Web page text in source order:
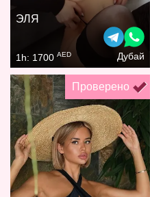
ЭЛЯ
1h: 1700 AED Дубай
Проверено